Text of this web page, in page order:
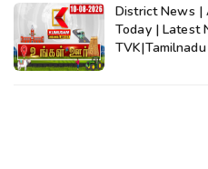
District News |
Today | Latest
TVK|Tamilnadu